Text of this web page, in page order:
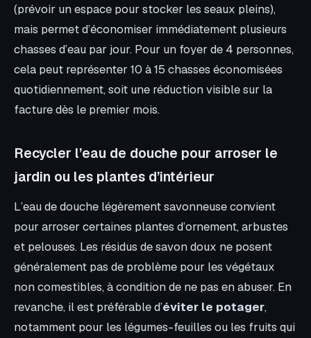
(prévoir un espace pour stocker les seaux pleins),
mais permet d’économiser immédiatement plusieurs
chasses d’eau par jour. Pour un foyer de 4 personnes,
cela peut représenter 10 à 15 chasses économisées
quotidiennement, soit une réduction visible sur la
facture dès le premier mois.
Recycler l’eau de douche pour arroser le
jardin ou les plantes d’intérieur
L’eau de douche légèrement savonneuse convient
pour arroser certaines plantes d’ornement, arbustes
et pelouses. Les résidus de savon doux ne posent
généralement pas de problème pour les végétaux
non comestibles, à condition de ne pas en abuser. En
revanche, il est préférable d’éviter le potager,
notamment pour les légumes-feuilles ou les fruits qui